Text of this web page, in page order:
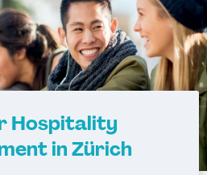
Hospitality
in Zürich